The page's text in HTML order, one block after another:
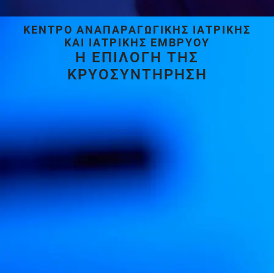
ΚΈΝΤΡΟ ΑΝΑΠΑΡΑΓΩΓΙΚΉΣ ΙΑΤΡΙΚΉΣ
ΚΑΙ ΙΑΤΡΙΚΉΣ ΕΜΒΡΎΟΥ
Η ΕΠΙΛΟΓΗ ΤΗΣ
ΚΡΥΟΣΥΝΤΗΡΗΣΗ